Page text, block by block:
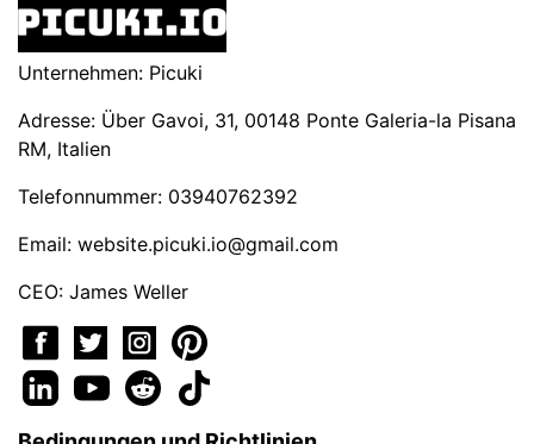
Unternehmen: Picuki
Adresse: Über Gavoi, 31, 00148 Ponte Galeria-la Pisana
RM, Italien
Telefonnummer: 03940762392
Email: website.picuki.io@gmail.com
CEO: James Weller